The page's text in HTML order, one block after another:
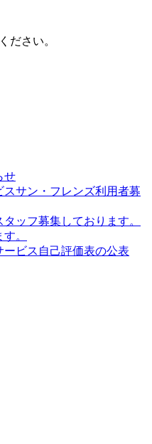
ださい。
せ
サン・フレンズ利用者募
ッフ募集しております。
。
ービス自己評価表の公表